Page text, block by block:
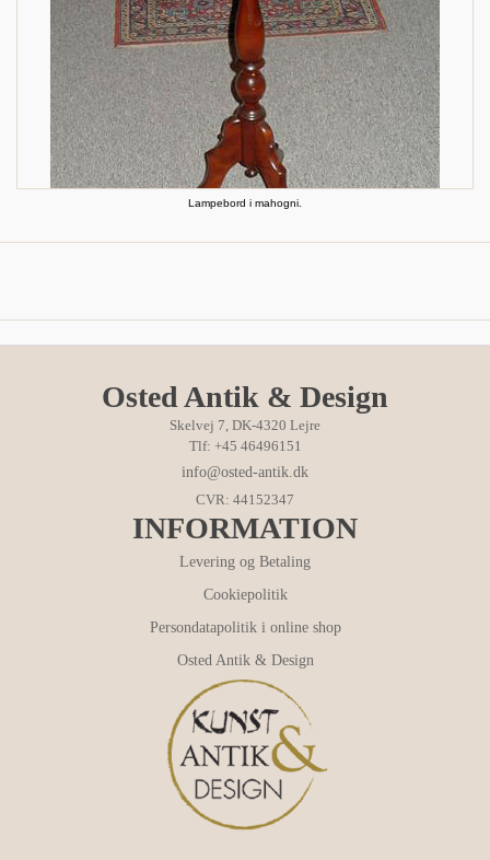
Lampebord i mahogni.
Osted Antik & Design
Skelvej 7, DK-4320 Lejre
Tlf: +45 46496151
info@osted-antik.dk
CVR: 44152347
INFORMATION
Levering og Betaling
Cookiepolitik
Persondatapolitik i online shop
Osted Antik & Design